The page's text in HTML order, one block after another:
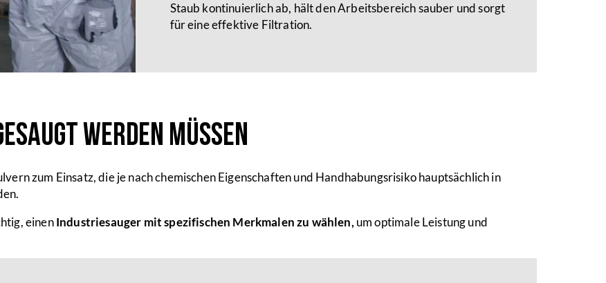
Staub kontinuierlich ab, hält den Arbeitsbereich sauber und sorgt
für eine effektive Filtration.
werden müssen
zum Einsatz, die je nach chemischen Eigenschaften und Handhabungsrisiko hauptsächlich in
einenIndustriesauger mit spezifischen Merkmalen zu wählen, um optimale Leistung und